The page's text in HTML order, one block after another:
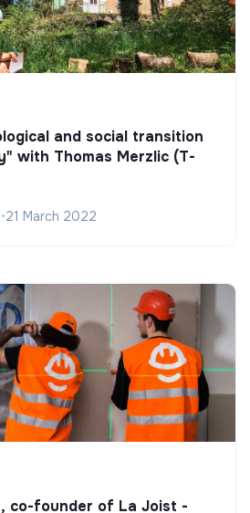
and social transition
with Thomas Merzlic (T-
•21 March 2022
co-founder of La Joist -